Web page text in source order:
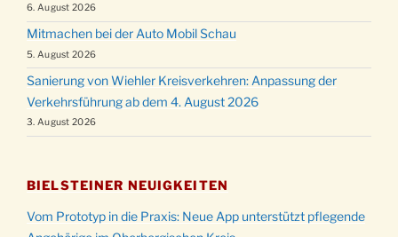
6. August 2026
Mitmachen bei der Auto Mobil Schau
5. August 2026
Sanierung von Wiehler Kreisverkehren: Anpassung der
Verkehrsführung ab dem 4. August 2026
3. August 2026
BIELSTEINER NEUIGKEITEN
Vom Prototyp in die Praxis: Neue App unterstützt pflegende